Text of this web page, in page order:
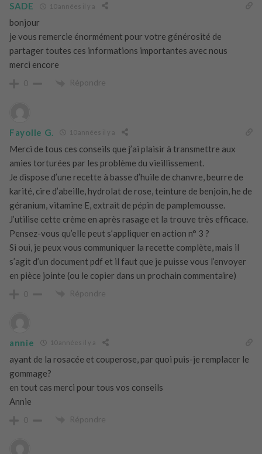
SADE 10 années il y a
bonjour
je vous remercie énormément pour votre générosité de
partager toutes ces informations importantes avec nous
merci encore
0 Répondre
Fayolle G. 10 années il y a
Merci de tous ces conseils que j’ai plaisir à transmettre aux
amies torturées par les problème du vieillissement.
Je dispose d’une recette à basse d’huile de chanvre, beurre de
karité, cire d’abeille, hydrolat de rose, teinture de benjoin, he de
géranium, vitamine E, extrait de pépin de pamplemousse.
J’utilise cette crème en après rasage et la trouve très efficace.
Pensez-vous qu’elle peut s’appliquer en action n° 3 ?
Si oui, je peux vous communiquer la recette complète, mais il
s’agit d’un document pdf et il faut que je puisse vous l’envoyer
en pièce jointe (ou le copier dans un prochain commentaire)
0 Répondre
annie 10 années il y a
ayant de la rosacée et couperose, par quoi puis-je remplacer le
gommage?
en tout cas merci pour tous vos conseils
Annie
0 Répondre